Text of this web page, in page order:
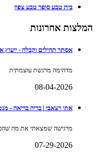
בית טבע סופר טבע צפון
המלצות אחרונות
אסתר תהילים וקבלה - ייעוץ
מדהימה מרגשת עוצמתית
08-04-2026
אתי רצאבי | בריה בריאה -
מרגישה שמצאתי את מה שהכי
07-29-2026